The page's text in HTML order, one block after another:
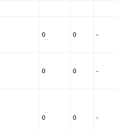
0 0 -
0 0 -
0 0 -